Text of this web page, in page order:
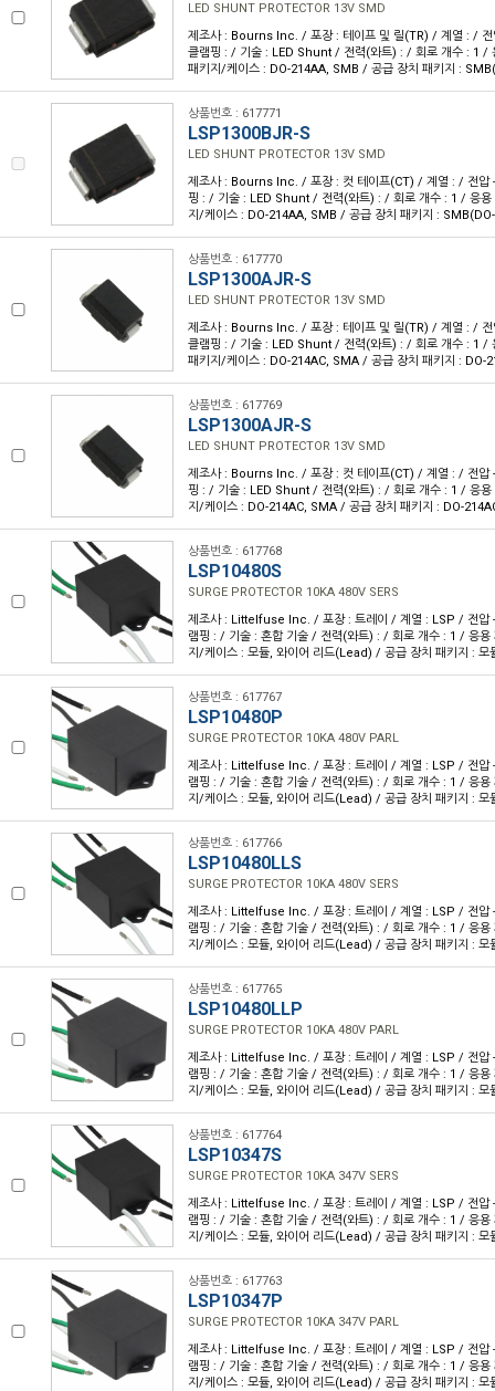
LED SHUNT PROTECTOR 13V SMD
제조사 : Bourns Inc. / 포장 : 테이프 및 릴(TR) / 계열 : / 전
클램핑 : / 기술 : LED Shunt / 전력(와트) : / 회로 개수 : 1 /
패키지/케이스 : DO-214AA, SMB / 공급 장치 패키지 :
상품번호 : 617771
LSP1300BJR-S
LED SHUNT PROTECTOR 13V SMD
제조사 : Bourns Inc. / 포장 : 컷 테이프(CT) / 계열 : / 전압
핑 : / 기술 : LED Shunt / 전력(와트) : / 회로 개수 : 1 / 응용
지/케이스 : DO-214AA, SMB / 공급 장치 패키지 :
상품번호 : 617770
LSP1300AJR-S
LED SHUNT PROTECTOR 13V SMD
제조사 : Bourns Inc. / 포장 : 테이프 및 릴(TR) / 계열 : / 전
클램핑 : / 기술 : LED Shunt / 전력(와트) : / 회로 개수 : 1 /
패키지/케이스 : DO-214AC, SMA / 공급 장치 패키지 : DO-
상품번호 : 617769
LSP1300AJR-S
LED SHUNT PROTECTOR 13V SMD
제조사 : Bourns Inc. / 포장 : 컷 테이프(CT) / 계열 : / 전압
핑 : / 기술 : LED Shunt / 전력(와트) : / 회로 개수 : 1 / 응용
지/케이스 : DO-214AC, SMA / 공급 장치 패키지 : DO-
상품번호 : 617768
LSP10480S
SURGE PROTECTOR 10KA 480V SERS
제조사 : Littelfuse Inc. / 포장 : 트레이 / 계열 : LSP / 전압
램핑 : / 기술 : 혼합 기술 / 전력(와트) : / 회로 개수 : 1 / 응용
지/케이스 : 모듈, 와이어 리드(Lead) / 공급 장치 패키지 : 모
상품번호 : 617767
LSP10480P
SURGE PROTECTOR 10KA 480V PARL
제조사 : Littelfuse Inc. / 포장 : 트레이 / 계열 : LSP / 전압
램핑 : / 기술 : 혼합 기술 / 전력(와트) : / 회로 개수 : 1 / 응용
지/케이스 : 모듈, 와이어 리드(Lead) / 공급 장치 패키지 : 모
상품번호 : 617766
LSP10480LLS
SURGE PROTECTOR 10KA 480V SERS
제조사 : Littelfuse Inc. / 포장 : 트레이 / 계열 : LSP / 전압
램핑 : / 기술 : 혼합 기술 / 전력(와트) : / 회로 개수 : 1 / 응용
지/케이스 : 모듈, 와이어 리드(Lead) / 공급 장치 패키지 : 모
상품번호 : 617765
LSP10480LLP
SURGE PROTECTOR 10KA 480V PARL
제조사 : Littelfuse Inc. / 포장 : 트레이 / 계열 : LSP / 전압
램핑 : / 기술 : 혼합 기술 / 전력(와트) : / 회로 개수 : 1 / 응용
지/케이스 : 모듈, 와이어 리드(Lead) / 공급 장치 패키지 : 모
상품번호 : 617764
LSP10347S
SURGE PROTECTOR 10KA 347V SERS
제조사 : Littelfuse Inc. / 포장 : 트레이 / 계열 : LSP / 전압
램핑 : / 기술 : 혼합 기술 / 전력(와트) : / 회로 개수 : 1 / 응용
지/케이스 : 모듈, 와이어 리드(Lead) / 공급 장치 패키지 : 모
상품번호 : 617763
LSP10347P
SURGE PROTECTOR 10KA 347V PARL
제조사 : Littelfuse Inc. / 포장 : 트레이 / 계열 : LSP / 전압
램핑 : / 기술 : 혼합 기술 / 전력(와트) : / 회로 개수 : 1 / 응용
지/케이스 : 모듈, 와이어 리드(Lead) / 공급 장치 패키지 : 모